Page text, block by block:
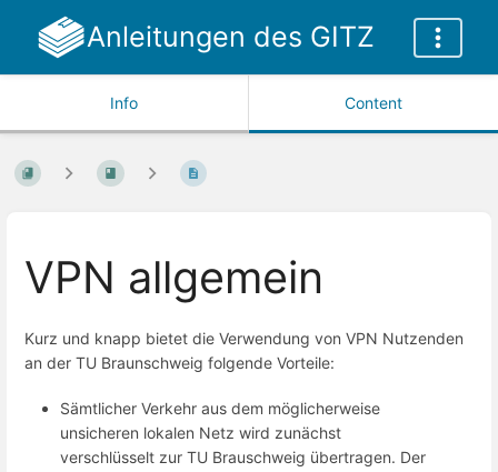
Anleitungen des GITZ
Info Content
VPN allgemein
Kurz und knapp bietet die Verwendung von VPN Nutzenden
an der TU Braunschweig folgende Vorteile:
Sämtlicher Verkehr aus dem möglicherweise
unsicheren lokalen Netz wird zunächst
verschlüsselt zur TU Brauschweig übertragen. Der